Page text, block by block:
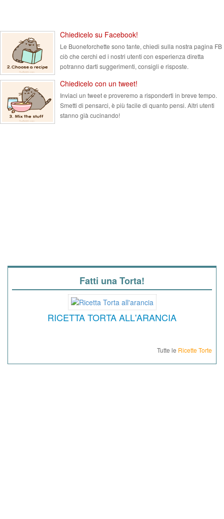
Chiedicelo su Facebook!
Le Buoneforchette sono tante, chiedi sulla nostra pagina FB
ciò che cerchi ed i nostri utenti con esperienza diretta
potranno darti suggerimenti, consigli e risposte.
Chiedicelo con un tweet!
Inviaci un tweet e proveremo a risponderti in breve tempo.
Smetti di pensarci, è più facile di quanto pensi. Altri utenti
stanno già cucinando!
Fatti una Torta!
RICETTA TORTA ALL'ARANCIA
Tutte le Ricette Torte